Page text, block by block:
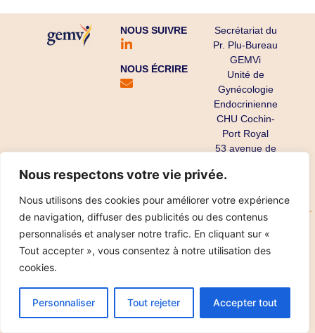
Nous respectons votre vie privée.
Nous utilisons des cookies pour améliorer votre expérience
de navigation, diffuser des publicités ou des contenus
personnalisés et analyser notre trafic. En cliquant sur «
Tout accepter », vous consentez à notre utilisation des
cookies.
Personnaliser Tout rejeter Accepter tout
NOUS SUIVRE
NOUS ÉCRIRE
Secrétariat du
Pr. Plu-Bureau
GEMVi
Unité de
Gynécologie
Endocrinienne
CHU Cochin-
Port Royal
53 avenue de
75679 Paris
Copyright ©
2025
Mentions légales
Réalisation IPT